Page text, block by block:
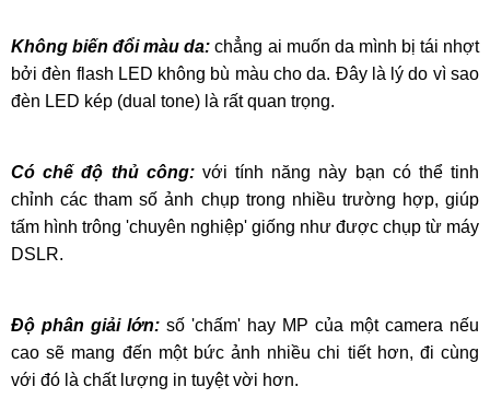
Không biến đổi màu da: chẳng ai muốn da mình bị tái nhợt
bởi đèn flash LED không bù màu cho da. Đây là lý do vì sao
đèn LED kép (dual tone) là rất quan trọng.
Có chế độ thủ công: với tính năng này bạn có thể tinh
chỉnh các tham số ảnh chụp trong nhiều trường hợp, giúp
tấm hình trông 'chuyên nghiệp' giống như được chụp từ máy
DSLR.
Độ phân giải lớn: số 'chấm' hay MP của một camera nếu
cao sẽ mang đến một bức ảnh nhiều chi tiết hơn, đi cùng
với đó là chất lượng in tuyệt vời hơn.